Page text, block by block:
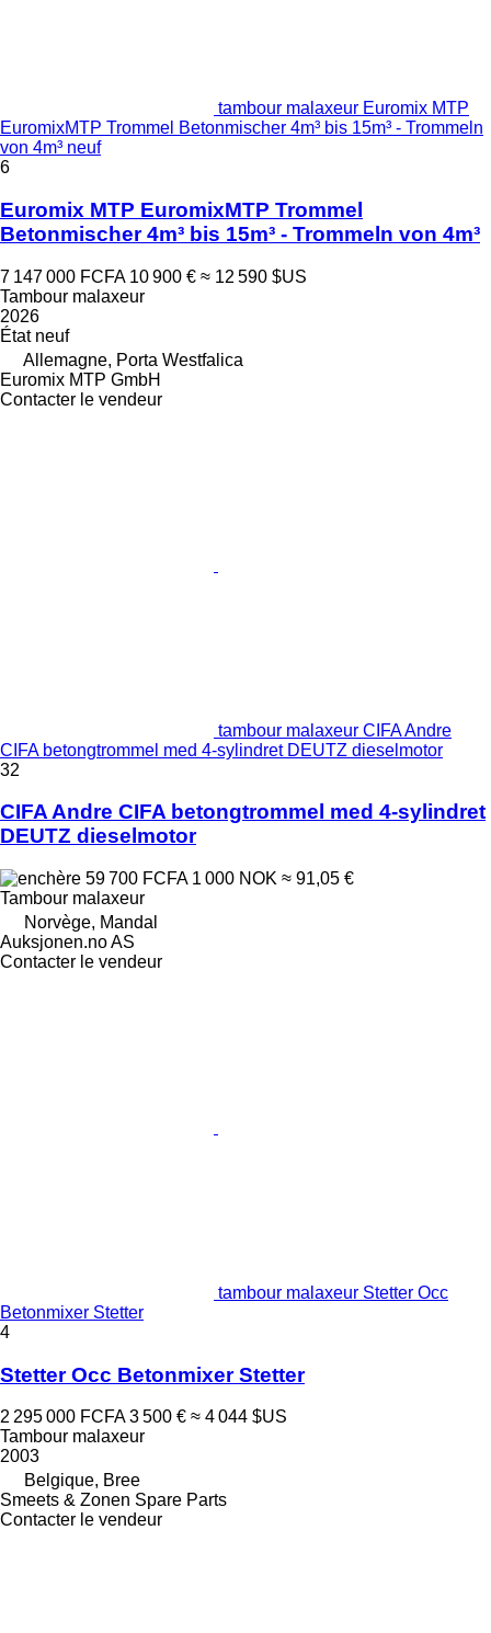
tambour malaxeur Euromix MTP
EuromixMTP Trommel Betonmischer 4m³ bis 15m³ - Trommeln
von 4m³ neuf
6
Euromix MTP EuromixMTP Trommel
Betonmischer 4m³ bis 15m³ - Trommeln von 4m³
7 147 000 FCFA 10 900 € ≈ 12 590 $US
Tambour malaxeur
2026
Étatneuf
Allemagne, Porta Westfalica
Euromix MTP GmbH
Contacter le vendeur
tambour malaxeur CIFA Andre
CIFA betongtrommel med 4-sylindret DEUTZ dieselmotor
32
CIFA Andre CIFA betongtrommel med 4-sylindret
DEUTZ dieselmotor
59 700 FCFA 1 000 NOK ≈ 91,05 €
Tambour malaxeur
Norvège, Mandal
Auksjonen.no AS
Contacter le vendeur
tambour malaxeur Stetter Occ
Betonmixer Stetter
4
Stetter Occ Betonmixer Stetter
2 295 000 FCFA 3 500 € ≈ 4 044 $US
Tambour malaxeur
2003
Belgique, Bree
Smeets & Zonen Spare Parts
Contacter le vendeur